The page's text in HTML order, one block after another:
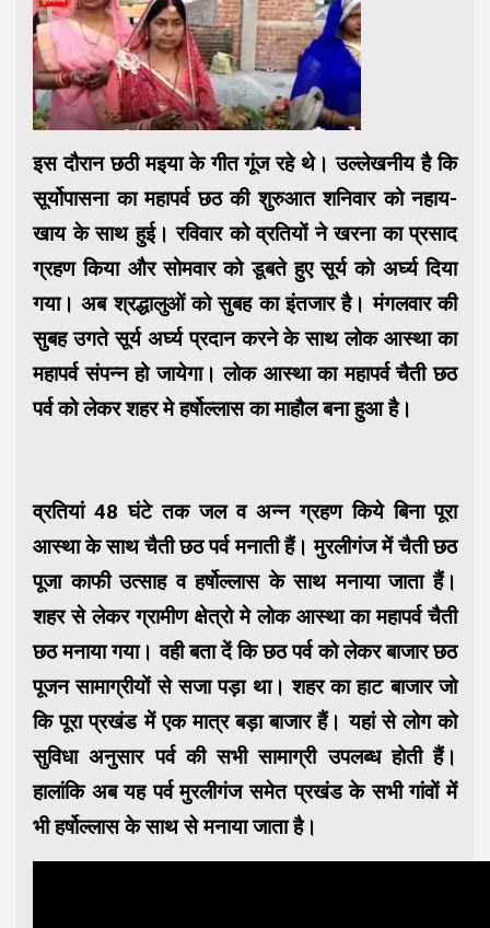
इस दौरान छठी मइया के गीत गूंज रहे थे। उल्लेखनीय है कि
सूर्योपासना का महापर्व छठ की शुरुआत शनिवार को नहाय-
खाय के साथ हुई। रविवार को व्रतियों ने खरना का प्रसाद
ग्रहण किया और सोमवार को डूबते हुए सूर्य को अर्घ्य दिया
गया। अब श्रद्धालुओं को सुबह का इंतजार है। मंगलवार की
सुबह उगते सूर्य अर्घ्य प्रदान करने के साथ लोक आस्था का
महापर्व संपन्न हो जायेगा। लोक आस्था का महापर्व चैती छठ
पर्व को लेकर शहर मे हर्षोल्लास का माहौल बना हुआ है।
व्रतियां 48 घंटे तक जल व अन्न ग्रहण किये बिना पूरा
आस्था के साथ चैती छठ पर्व मनाती हैं। मुरलीगंज में चैती छठ
पूजा काफी उत्साह व हर्षोल्लास के साथ मनाया जाता हैं।
शहर से लेकर ग्रामीण क्षेत्रो मे लोक आस्था का महापर्व चैती
छठ मनाया गया। वही बता दें कि छठ पर्व को लेकर बाजार छठ
पूजन सामाग्रीयों से सजा पड़ा था। शहर का हाट बाजार जो
कि पूरा प्रखंड में एक मात्र बड़ा बाजार हैं। यहां से लोग को
सुविधा अनुसार पर्व की सभी सामाग्री उपलब्ध होती हैं।
हालांकि अब यह पर्व मुरलीगंज समेत प्रखंड के सभी गांवों में
भी हर्षोल्लास के साथ से मनाया जाता है।